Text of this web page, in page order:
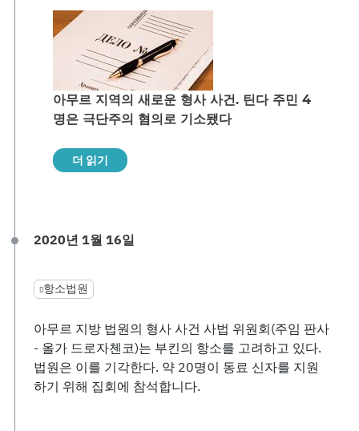
아무르 지역의 새로운 형사 사건. 틴다 주민 4
명은 극단주의 혐의로 기소됐다
더 읽기
2020년 1월 16일
항소법원
아무르 지방 법원의 형사 사건 사법 위원회(주임 판사
- 올가 드로자첸코)는 부킨의 항소를 고려하고 있다.
법원은 이를 기각한다. 약 20명이 동료 신자를 지원
하기 위해 집회에 참석합니다.